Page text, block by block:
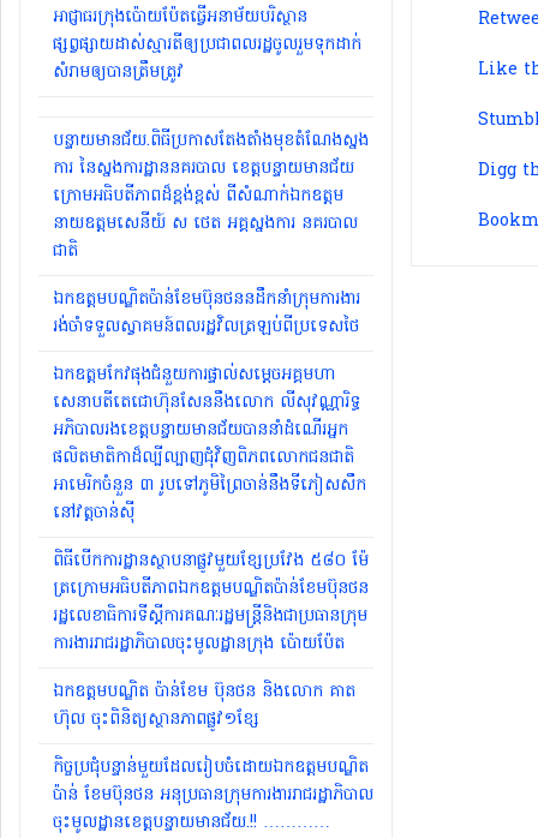
អាជ្ញាធរ​ក្រុង​ប៉ោយប៉ែ​ត​ធ្វើ​អនាម័យ​បរិស្ថាន
ផ្សព្វផ្សាយ​ដាស់​ស្មារតី​ឲ្យ​ប្រជាពលរដ្ឋ​ចូលរួម​ទុកដាក់​
សំរាម​ឲ្យបាន​ត្រឹមត្រូវ​
បន្ទាយមានជ័យ.ពិធីប្រកាសតែងតាំងមុខតំណែងស្នង
ការ នៃស្នងការដ្ឋាននគរបាល ខេត្តបន្ទាយមានជ័យ
ក្រោមអធិបតីភាពដ៏ខ្ពង់ខ្ពស់ ពីសំណាក់ឯកឧត្តម
នាយឧត្តមសេនីយ៍ ស ថេត អគ្គស្នងការ នគរបាល
ជាតិ
ឯកឧត្តមបណ្ឌិតប៉ាន់ខែមប៊ុនថននដឹកនាំក្រុមការងារ
រង់ចាំទទួលស្វាគមន៍ពលរដ្ឋវិលត្រឡប់ពីប្រទេសថៃ
ឯកឧត្តមកែវផុងជំនួយការផ្ទាល់សម្ដេចអគ្គមហា
សេនាបតីតេជោហ៊ុនសែននឹងលោក លីសុវណ្ណារិទ្ធ
អភិបាលរងខេត្តបន្ទាយមានជ័យបាននាំដំណើរអ្នក
ផលិតមាតិកាដ៏ល្បីល្បាញជុំវិញពិភពលោកជនជាតិ
អាមេរិកចំនួន ៣ រូបទៅភូមិព្រៃចាន់នឹងទីភៀសសឹក
នៅវត្តចាន់សុី
ពិធីបើកការដ្ឋានស្ថាបនាផ្លូវមួយខ្សែប្រវែង ៥៨០ ម៉ែ
ត្រក្រោមអធិបតីភាពឯកឧត្តមបណ្ឌិតប៉ាន់ខែមប៊ុនថន
រដ្ឋលេខាធិការទីស្ដីការគណៈរដ្ឋមន្ត្រីនិងជាប្រធានក្រុម
ការងាររាជរដ្ឋាភិបាលចុះមូលដ្ឋានក្រុង ប៉ោយប៉ែត
ឯកឧត្តមបណ្ឌិត ប៉ាន់ខែម ប៊ុនថន និងលោក គាត
ហ៊ុល ចុះពិនិត្យស្ថានភាពផ្លូវ១ខ្សែ
កិច្ចប្រជុំបន្ទាន់មួយដែលរៀបចំដោយឯកឧត្តមបណ្ឌិត
ប៉ាន់ ខែមប៊ុនថន អនុប្រធានក្រុមការងាររាជរដ្ឋាភិបាល
ចុះមូលដ្ឋានខេត្តបន្ទាយមានជ័យ.!! …………
Like
Digg